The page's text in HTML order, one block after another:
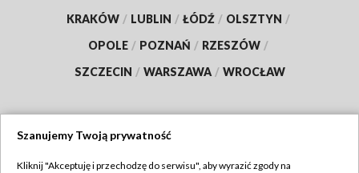
KRAKÓW / LUBLIN / ŁÓDŹ / OLSZTYN /
OPOLE / POZNAŃ / RZESZÓW /
SZCZECIN / WARSZAWA / WROCŁAW
Szanujemy Twoją prywatność
Kliknij "Akceptuję i przechodzę do serwisu", aby wyrazić zgody na